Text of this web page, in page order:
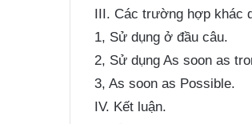
III. Các trường hợp khác
1, Sử dụng ở đầu câu.
2, Sử dụng As soon as
3, As soon as Possible.
IV. Kết luận.